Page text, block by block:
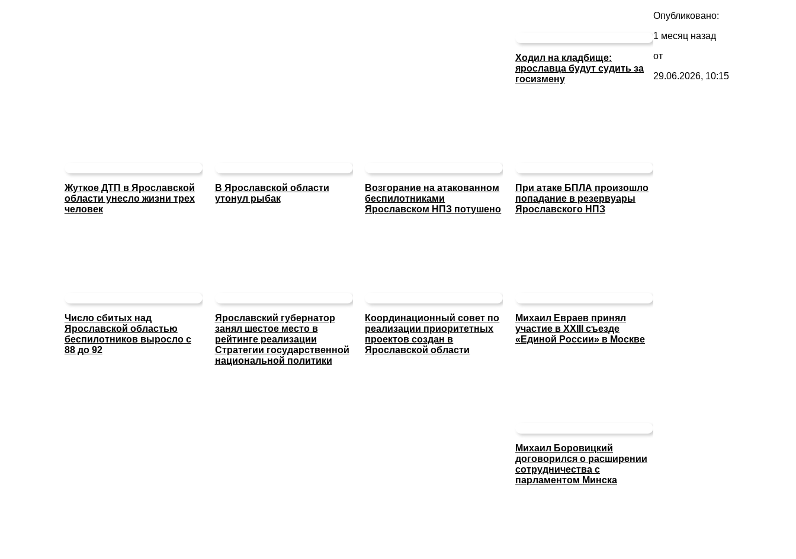
Ходил на кладбище:
ярославца будут судить за
госизмену
Жуткое ДТП в Ярославской
области унесло жизни трех
человек
В Ярославской области
утонул рыбак
Возгорание на атакованном
беспилотниками
Ярославском НПЗ потушено
При атаке БПЛА произошло
попадание в резервуары
Ярославского НПЗ
Число сбитых над
Ярославской областью
беспилотников выросло с
88 до 92
Ярославский губернатор
занял шестое место в
рейтинге реализации
Стратегии государственной
национальной политики
Координационный совет по
реализации приоритетных
проектов создан в
Ярославской области
Михаил Евраев принял
участие в XXIII съезде
«Единой России» в Москве
Михаил Боровицкий
договорился о расширении
сотрудничества с
парламентом Минска
Опубликовано:
1 месяц назад
от
29.06.2026, 10:15